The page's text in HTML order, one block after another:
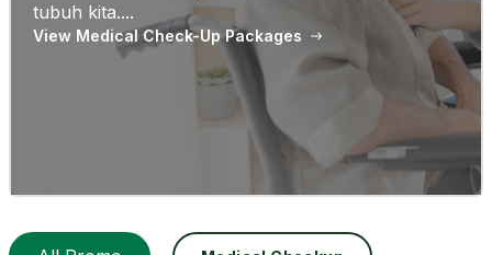
tubuh kita....
View Medical Check-Up Packages